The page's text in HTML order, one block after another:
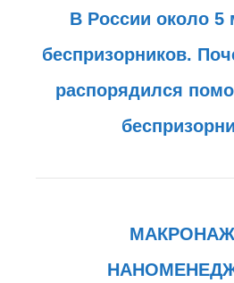
В России около 5
беспризорников.
распорядился